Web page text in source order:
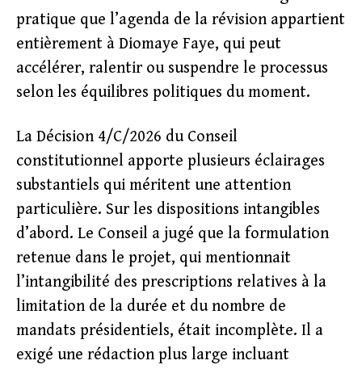
pratique que l’agenda de la révision appartient
entièrement à Diomaye Faye, qui peut
accélérer, ralentir ou suspendre le processus
selon les équilibres politiques du moment.
La Décision 4/C/2026 du Conseil
constitutionnel apporte plusieurs éclairages
substantiels qui méritent une attention
particulière. Sur les dispositions intangibles
d’abord. Le Conseil a jugé que la formulation
retenue dans le projet, qui mentionnait
l’intangibilité des prescriptions relatives à la
limitation de la durée et du nombre de
mandats présidentiels, était incomplète. Il a
exigé une rédaction plus large incluant